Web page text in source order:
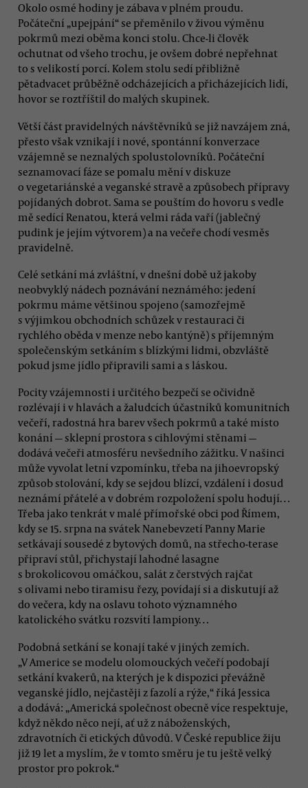
Okolo osmé hodiny je zábava v plném proudu.
Počáteční „upejpání“ se přeměnilo v živou výměnu
pokrmů mezi oběma konci stolu. Chce-li člověk
ochutnat od všeho trochu, je ovšem dobré nepřehnat
to s velikostí porcí. Kolem stolu sedí přibližně
pětadvacet průběžně odcházejících a přicházejících lidí,
hovor se roztříštil do malých skupinek.
Větší část pravidelných návštěvníků se již navzájem zná,
přesto však vznikají i nové, spontánní konverzace
vzájemně se neznalých spolustolovníků. Počáteční
seznamovací fáze se pomalu mění v diskuze
o vegetariánské a veganské stravě a způsobech přípravy
pojídaných dobrot. Sama se pouštím do hovoru s vedle
mě sedící Renatou, která velmi ráda vaří (jablečný
pudink je jejím výtvorem) a na večeře chodí vesměs
pravidelně.
Celé setkání má zvláštní, v dnešní době už jakoby
neobvyklý nádech poznávání neznámého: jedení
pokrmu máme většinou spojeno (samozřejmě
s výjimkou obchodních schůzek v restauraci či
rychlého oběda v menze nebo kantýně) s příjemným
společenským setkáním s blízkými lidmi, obzvláště
pokud jsme jídlo připravili sami a s láskou.
Pocity vzájemnosti i určitého bezpečí se očividně
rozlévají i v hlavách a žaludcích účastníků komunitních
večeří, radostná hra barev všech pokrmů a také místo
konání — sklepní prostora s cihlovými stěnami —
dodává večeři atmosféru nevšedního zážitku. V našinci
může vyvolat letní vzpomínku, třeba na jihoevropský
způsob stolování, kdy se sejdou blízcí, vzdálení i dosud
neznámí přátelé a v dobrém rozpoložení spolu hodují…
Třeba jako tenkrát v malé přímořské obci pod Římem,
kdy se 15. srpna na svátek Nanebevzetí Panny Marie
setkávají sousedé z bytových domů, na střecho-terase
připraví stůl, přichystají lahodné lasagne
s brokolicovou omáčkou, salát z čerstvých rajčat
s olivami nebo tiramisu řezy, povídají si a diskutují až
do večera, kdy na oslavu tohoto významného
katolického svátku rozsvítí lampiony…
Podobná setkání se konají také v jiných zemích.
„V Americe se modelu olomouckých večeří podobají
setkání kvakerů, na kterých je k dispozici převážně
veganské jídlo, nejčastěji z fazolí a rýže,“ říká Jessica
a dodává: „Americká společnost obecně více respektuje,
když někdo něco nejí, ať už z náboženských,
zdravotních či etických důvodů. V České republice žiju
již 19 let a myslím, že v tomto směru je tu ještě velký
prostor pro pokrok.“